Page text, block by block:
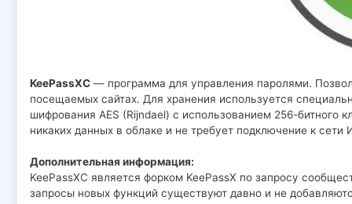
KeePassXC— программа для управления паролями.
посещаемых сайтах. Для хранения используется
шифрования AES (Rijndael) с использованием 256-битного
никаких данных в облаке и не требует подключение к сети
Дополнительная информация:
KeePassXC является форком KeePassX по запросу
запросы новых функций существуют давно и не